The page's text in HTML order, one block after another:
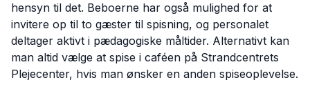
hensyn til det. Beboerne har også mulighed for at
invitere op til to gæster til spisning, og personalet
deltager aktivt i pædagogiske måltider. Alternativt kan
man altid vælge at spise i caféen på Strandcentrets
Plejecenter, hvis man ønsker en anden spiseoplevelse.